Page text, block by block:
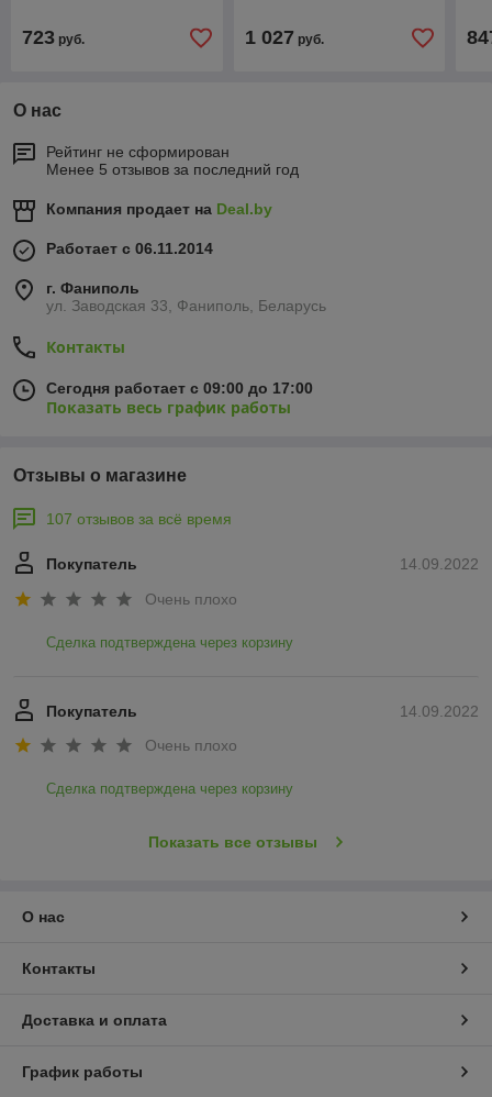
723 руб. 1 027 руб.
О нас
Рейтинг не сформирован
Менее 5 отзывов за последний год
Компания продает на Deal.by
Работает с 06.11.2014
г. Фаниполь
ул. Заводская 33, Фаниполь, Беларусь
Контакты
Сегодня работает с 09:00 до 17:00
Показать весь график работы
Отзывы о магазине
107 отзывов за всё время
14.09.2022
Покупатель
Очень плохо
Сделка подтверждена через корзину
14.09.2022
Покупатель
Очень плохо
Сделка подтверждена через корзину
Показать все отзывы
О нас
Контакты
Доставка и оплата
График работы